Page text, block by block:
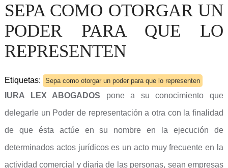
SEPA COMO OTORGAR UN
PODER PARA QUE LO
REPRESENTEN
Etiquetas: Sepa como otorgar un poder para que lo representen
IURA LEX ABOGADOS pone a su conocimiento que
delegarle un Poder de representación a otra con la finalidad
de que ésta actúe en su nombre en la ejecución de
determinados actos jurídicos es un acto muy frecuente en la
actividad comercial y diaria de las personas, sean empresas